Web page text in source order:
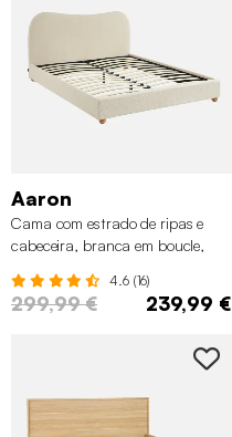
Aaron
Cama com estrado de ripas e
cabeceira, branca em boucle,
4.6 (16)
299,99 € 239,99 €